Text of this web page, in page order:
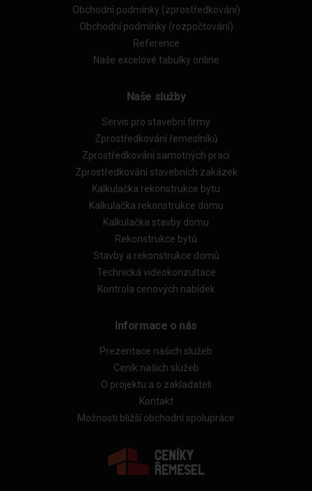
Obchodní podmínky (zprostředkování)
Obchodní podmínky (rozpočtování)
Reference
Naše excelové tabulky online
Naše služby
Servis pro stavební firmy
Zprostředkování řemeslníků
Zprostředkování samotných prací
Zprostředkování stavebních zakázek
Kalkulačka rekonstrukce bytu
Kalkulačka rekonstrukce domu
Kalkulačka stavby domu
Rekonstrukce bytů
Stavby a rekonstrukce domů
Technická videokonzultace
Kontrola cenových nabídek
Informace o nás
Prezentace našich služeb
Ceník našich služeb
O projektu a o zakladateli
Kontakt
Možnosti bližší obchodní spolupráce